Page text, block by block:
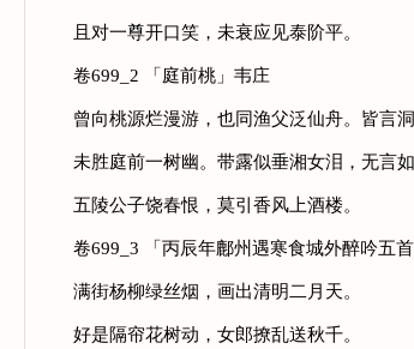
且对一尊开口笑，未衰应见泰阶平。
卷699_2 「庭前桃」韦庄
曾向桃源烂漫游，也同渔父泛仙舟。皆言洞
未胜庭前一树幽。带露似垂湘女泪，无言如
五陵公子饶春恨，莫引香风上酒楼。
卷699_3 「丙辰年鄜州遇寒食城外醉吟五
满街杨柳绿丝烟，画出清明二月天。
好是隔帘花树动，女郎撩乱送秋千。